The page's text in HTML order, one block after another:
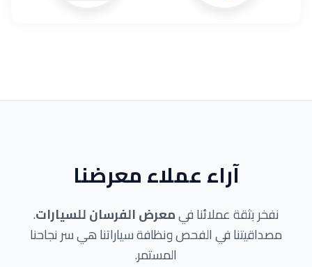
آراء عملاء معرضنا
نفخر بثقة عملائنا فيمعرض الفرسان للسيارات.
مصداقيتنا في الفحص ونظافة سياراتنا هي سر نجاحنا
المستمر.